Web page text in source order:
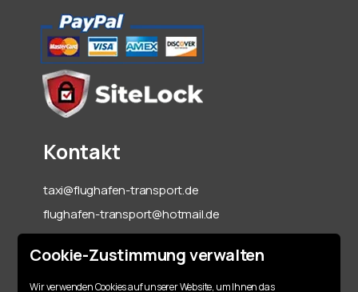
Cookie-Zustimmung verwalten
Wir verwenden Cookies auf unserer Website, um Ihnen das
Kontakt
taxi@flughafen-transport.de
flughafen-transport@hotmail.de
06142-70 55 60
+49 151 15317128